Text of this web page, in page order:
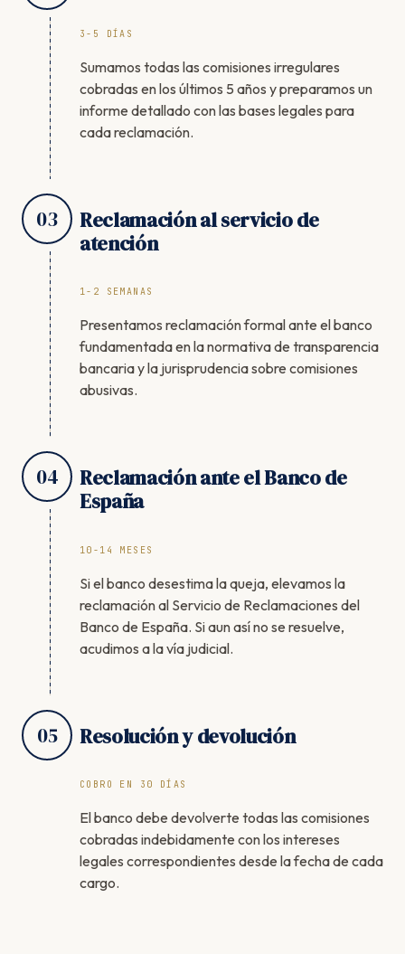
3-5 DÍAS
Sumamos todas las comisiones irregulares
cobradas en los últimos 5 años y preparamos un
informe detallado con las bases legales para
cada reclamación.
03
Reclamación al servicio de
atención
1-2 SEMANAS
Presentamos reclamación formal ante el banco
fundamentada en la normativa de transparencia
bancaria y la jurisprudencia sobre comisiones
abusivas.
04
Reclamación ante el Banco de
España
10-14 MESES
Si el banco desestima la queja, elevamos la
reclamación al Servicio de Reclamaciones del
Banco de España. Si aun así no se resuelve,
acudimos a la vía judicial.
05 Resolución y devolución
COBRO EN 30 DÍAS
El banco debe devolverte todas las comisiones
cobradas indebidamente con los intereses
legales correspondientes desde la fecha de cada
cargo.